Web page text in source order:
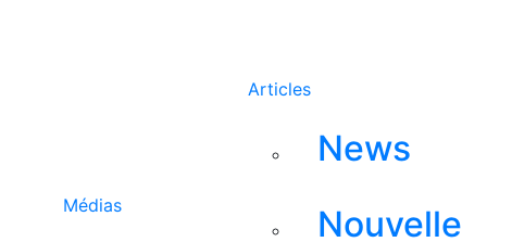
Médias
Articles
News
Nouvelle